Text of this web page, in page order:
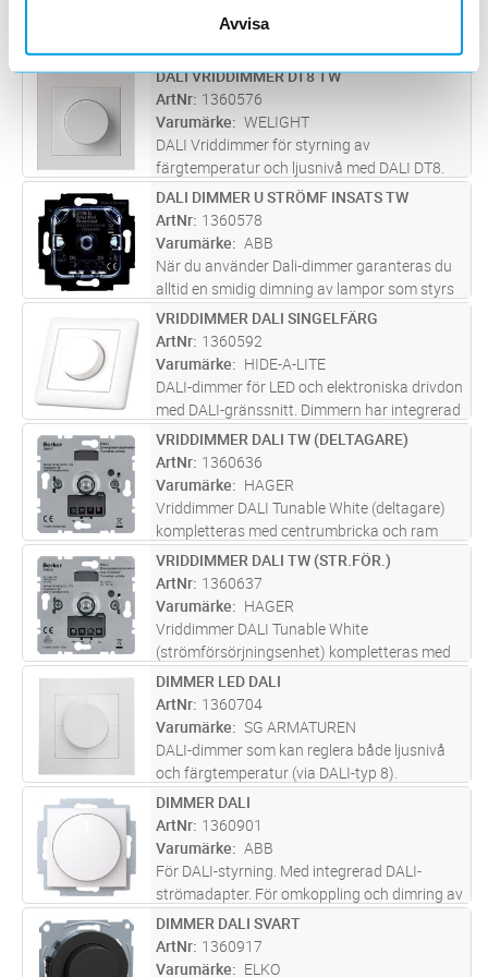
Avvisa
DALI Vriddimmer med inbyggd
Stödjer DALI Master & Slave funktion och har
en vridomkopplare för val av DALI grupp.
Kompatibel med Schneider Electric
Exxact™...läs mer
ST Lägg i kundvagn
DALI VRIDDIMMER DT8 TW
ArtNr 1360576
Varumärke
WELIGHT
DALI Vriddimmer för styrning av
färgtemperatur och ljusnivå med DALI DT8.
Dimmern har inbyggd strömförsörjning för
upp till 50 armaturer. Stödjer DALI Master &
Slave funktion och har en vridomkopplar
mer
ST Lägg i kundvagn
DALI DIMMER U STRÖMF INSATS TW
ArtNr 1360578
Varumärke
ABB
När du använder Dali-dimmer garanteras du
alltid en smidig dimning av lampor som styrs
via DALI. Denna dimmer kan också justera
färgtemperaturen för DALI-enheter 8-
kompatibla enheter från 2700K till
ST Lägg i kundvagn
VRIDDIMMER DALI SINGELFÄRG
ArtNr 1360592
Varumärke
HIDE-A-LITE
DALI-dimmer för LED och elektroniska drivdon
med DALI-gränssnitt. Dimmern har integrerad
strömförsörjning, fungerar som broadcast
och kan styra 1-25st DALI-enheter. Upp till
fyra dimrar kan parallell
ST Lägg i kundvagn
VRIDDIMMER DALI TW (DELTAGARE)
ArtNr 1360636
Varumärke
HAGER
Vriddimmer DALI Tunable White (deltagare)
kompletteras med centrumbricka och ram
ST Lägg i kundvagn
VRIDDIMMER DALI TW (STR.FÖR.)
ArtNr 1360637
Varumärke
HAGER
Vriddimmer DALI Tunable White
(strömförsörjningsenhet) kompletteras med
centrumbricka och ram
ST Lägg i kundvagn
DIMMER LED DALI
ArtNr 1360704
Varumärke
SG ARMATUREN
DALI-dimmer som kan reglera både ljusnivå
och färgtemperatur (via DALI-typ 8).
Styrningen sker manuellt. Du ändrar
färgtemperatur bara genom att dubbelklicka
på vredet. De 4 knapparna gör att du kan
...läs mer
ST Lägg i kundvagn
DIMMER DALI
ArtNr 1360901
Varumärke
ABB
För DALI-styrning. Med integrerad DALI-
strömadapter. För omkoppling och dimring av
upp till 64 DALI-enheter med elektroniska
drivdon och transformatorer med DALI-
gränssnitt. Med vridreglage och ON/OF
ST Lägg i kundvagn
DIMMER DALI SVART
ArtNr 1360917
Varumärke
ELKO